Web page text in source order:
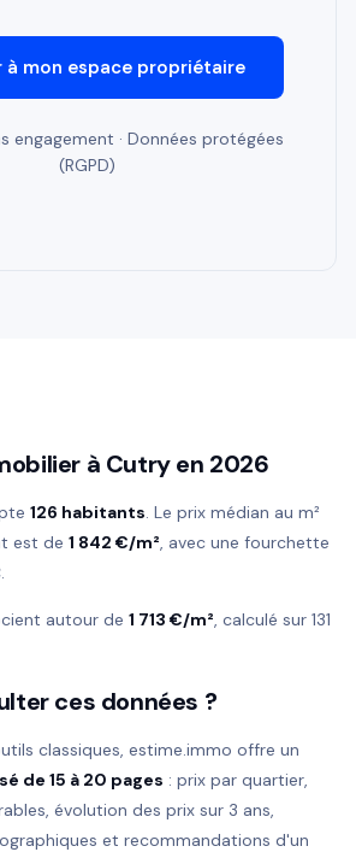
à mon espace propriétaire
engagement · Données protégées
(RGPD)
à Cutry en 2026
126 habitants. Le prix médian au m²
est de 1 842 €/m², avec une fourchette
autour de 1 713 €/m², calculé sur 131
ces données ?
classiques, estime.immo offre un
de 15 à 20 pages : prix par quartier,
évolution des prix sur 3 ans,
et recommandations d'un